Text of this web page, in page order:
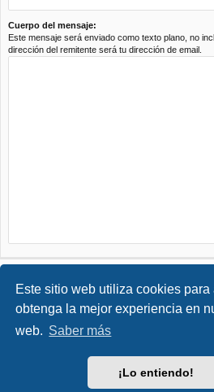
Este sitio web utiliza cookies para
obtenga la mejor experiencia en
web. Saber más
¡Lo entiendo!
Cuerpo del mensaje:
Este mensaje será enviado como texto plano, no
dirección del remitente será tu dirección de email.
Foro de Ingenieria Civil & Arquitectura
Desarrollado porphpBB® Forum
Style porArty- phpBB 3.3